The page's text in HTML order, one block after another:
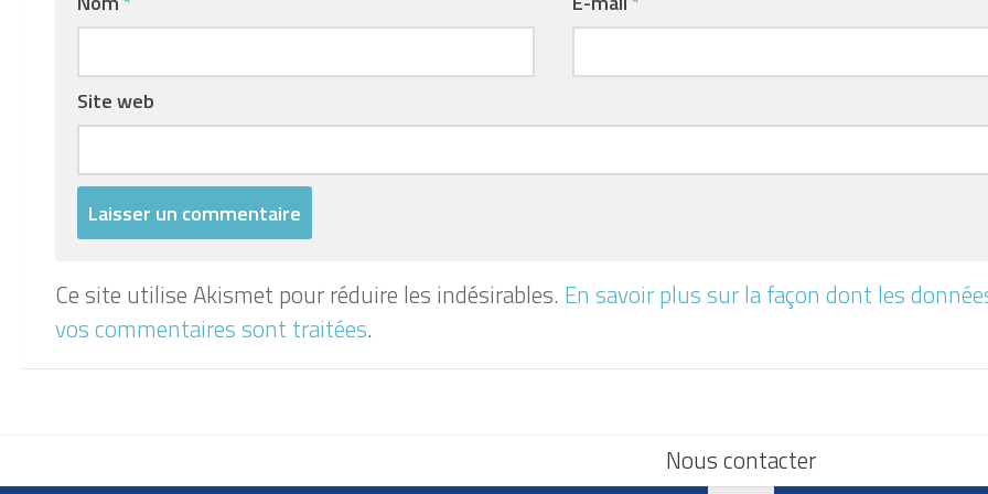
Site web
Ce site utilise Akismet pour réduire les indésirables. En savoir plus sur la façon dont les
vos commentaires sont traitées.
Nous contacter